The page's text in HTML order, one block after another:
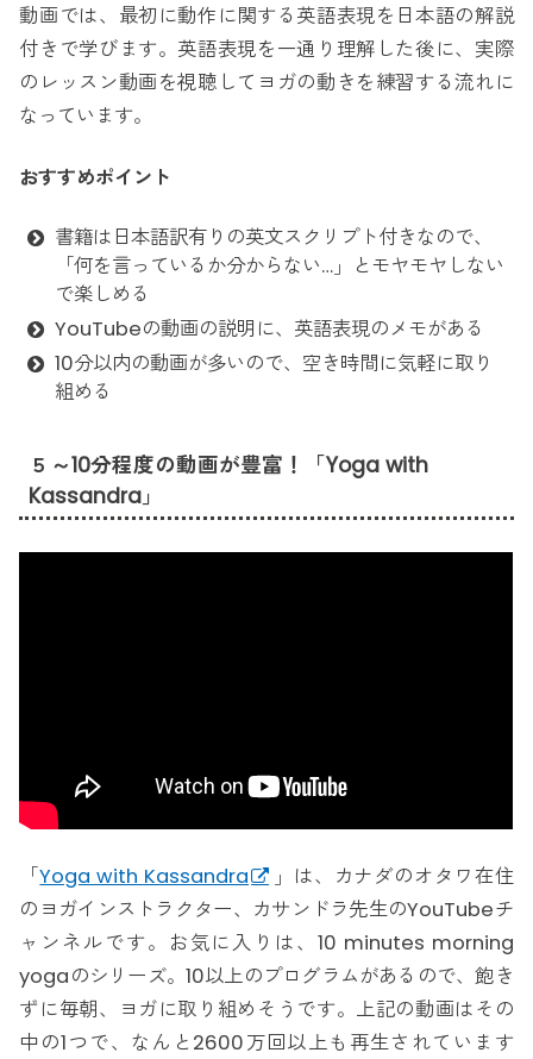
動画では、最初に動作に関する英語表現を日本語の解説
付きで学びます。英語表現を一通り理解した後に、実際
のレッスン動画を視聴してヨガの動きを練習する流れに
なっています。
おすすめポイント
書籍は日本語訳有りの英文スクリプト付きなので、
「何を言っているか分からない…」とモヤモヤしない
で楽しめる
YouTubeの動画の説明に、英語表現のメモがある
10分以内の動画が多いので、空き時間に気軽に取り
組める
５～10分程度の動画が豊富！「Yoga with
Kassandra」
「Yoga with Kassandra
」は、カナダのオタワ在住
のヨガインストラクター、カサンドラ先生のYouTubeチ
ャンネルです。お気に入りは、10 minutes morning
yogaのシリーズ。10以上のプログラムがあるので、飽き
ずに毎朝、ヨガに取り組めそうです。上記の動画はその
中の1つで、なんと2600万回以上も再生されています